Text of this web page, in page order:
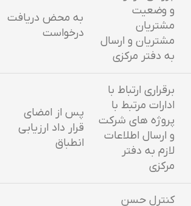
و وضعیت
مشتریان
مشتریان و ارسال
به دفتر مرکزی
به محض دریافت
درخواست
برقراری ارتباط با
ادارات مرتبط با
پروژه های شرکت
و ارسال اطلاعات
لازم به دفتر
مرکزی
پس از امضای
قرار داد ارزیابی
انطباق
کنترل حسن